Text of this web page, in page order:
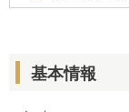
基本情報